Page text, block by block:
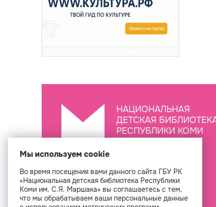
НАЦИОНАЛЬНАЯ
ДЕТСКАЯ
РЕСПУБЛИКИ КОМИ
Мы используем cookie
Во время посещения вами данного сайта ГБУ РК
«Национальная детская библиотека Республики
Коми им. С.Я. Маршака» вы соглашаетесь с тем,
что мы обрабатываем ваши персональные данные